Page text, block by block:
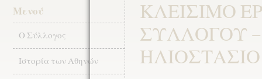
Μενού
Ο Σύλλογος
Ιστορία των Αθηνών
ΚΛΕΙΣΙΜΟ
ΣΥΛΛΟΓΟΥ
ΗΛΙΟΣΤΑΣΙΟ